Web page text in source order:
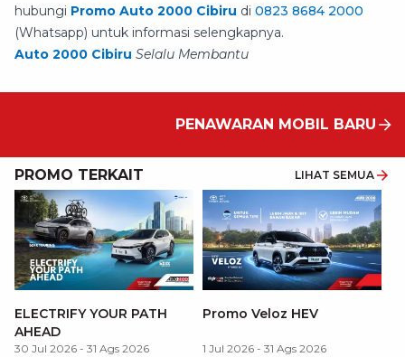
hubungi Promo Auto 2000 Cibiru di 0823 8684 2000
(Whatsapp) untuk informasi selengkapnya.
Auto 2000 Cibiru Selalu Membantu
PENAWARAN MOBIL BARU
PROMO TERKAIT LIHAT SEMUA
ELECTRIFY YOUR PATH
AHEAD
30 Jul 2026 - 31 Ags 2026
Promo Veloz HEV
1 Jul 2026 - 31 Ags 2026